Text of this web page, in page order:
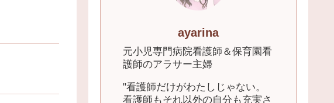
ayarina
元小児専門病院看護師＆保育園看
護師のアラサー主婦
"看護師だけがわたしじゃない。
看護師もそれ以外の自分も充実さ